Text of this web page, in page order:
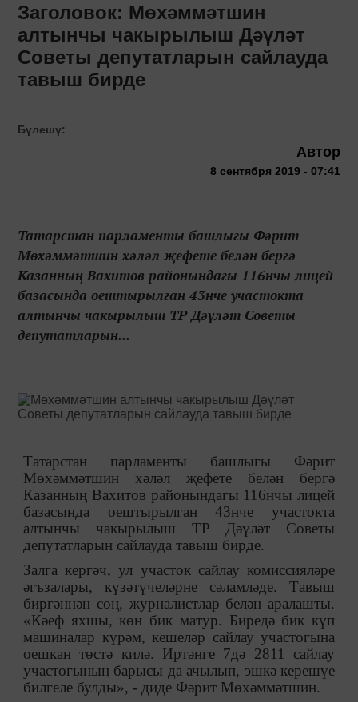
Заголовок: Мөхәммәтшин
алтынчы чакырылыш Дәүләт
Советы депутатларын сайлауда
тавыш бирде
Бүлешү:
Автор
8 сентября 2019 - 07:41
Татарстан парламенты башлыгы Фәрит
Мөхәммәтшин хәләл җефете белән бергә
Казанның Вахитов районындагы 116нчы лицей
базасында оештырылган 43нче участокта
алтынчы чакырылыш ТР Дәүләт Советы
депутатларын...
Татарстан парламенты башлыгы Фәрит
Мөхәммәтшин хәләл җефете белән бергә
Казанның Вахитов районындагы 116нчы лицей
базасында оештырылган 43нче участокта
алтынчы чакырылыш ТР Дәүләт Советы
депутатларын сайлауда тавыш бирде.
Залга кергәч, ул участок сайлау комиссияләре
әгъзалары, күзәтүчеләрне сәламләде. Тавыш
биргәннән соң, журналистлар белән аралашты.
«Кәеф яхшы, көн бик матур. Биредә бик күп
машиналар күрәм, кешеләр сайлау участогына
оешкан төстә килә. Иртәнге 7дә 2811 сайлау
участогының барысы да ачылып, эшкә керешүе
билгеле булды», - диде Фәрит Мөхәммәтшин.